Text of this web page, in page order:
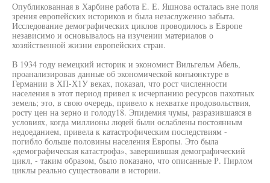
Опубликованная в Харбине работа Е. Е. Яшнова осталась вне поля
зрения европейских историков и была незаслуженно забыта.
Исследование демографических циклов проводилось в Европе
независимо и основывалось на изучении материалов о
хозяйственной жизни европейских стран.
В 1934 году немецкий историк и экономист Вильгельм Абель,
проанализировав данные об экономической конъюнктуре в
Германии в ХП-Х1У веках, показал, что рост численности
населения в этот период привел к исчерпанию ресурсов пахотных
земель; это, в свою очередь, привело к нехватке продовольствия,
росту цен на зерно и голоду18. Эпидемия чумы, разразившаяся в
условиях, когда миллионы людей были ослаблены постоянным
недоеданием, привела к катастрофическим последствиям -
погибло больше половины населения Европы. Это была
«демографическая катастрофа», завершившая демографический
цикл, - таким образом, было показано, что описанные Р. Пирлом
циклы реально существовали в истории.